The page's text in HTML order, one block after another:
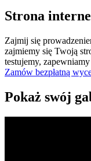
Strona
Zajmij się
zajmiemy się Twoją
testujemy,
Zamów bezpłatną
Pokaż swój